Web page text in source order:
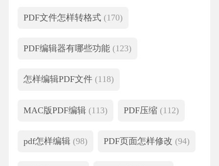
PDF文件怎样转格式 (170)
PDF编辑器有哪些功能 (123)
怎样编辑PDF文件 (118)
MAC版PDF编辑 (113) PDF压缩 (112)
pdf怎样编辑 (98) PDF页面怎样修改 (94)